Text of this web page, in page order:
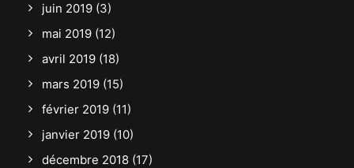
juin 2019 (3)
mai 2019 (12)
avril 2019 (18)
mars 2019 (15)
février 2019 (11)
janvier 2019 (10)
décembre 2018 (17)